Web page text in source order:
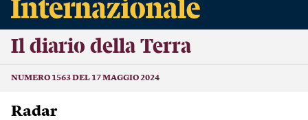
Il diario della Terra
NUMERO 1563 DEL 17 MAGGIO 2024
Radar